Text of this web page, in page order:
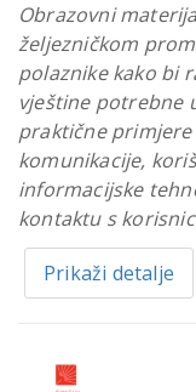
Obrazovni
željezničkom
polaznike kako bi
vještine potrebne
praktične
komunikacije,
informacijske
kontaktu s
Prikaži detalje